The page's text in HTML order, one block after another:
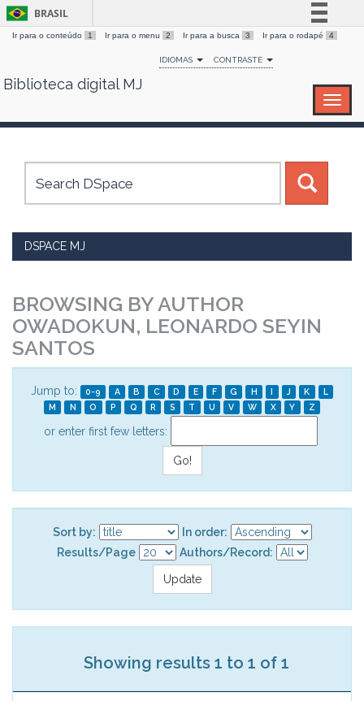
Skip
BRASIL
Simplifique!
Comunica BR
Canais
Ir para o conteúdo 1 Ir para o menu 2 Ir para a busca 3 Ir para o rodapé 4
IDIOMAS CONTRASTE
Biblioteca digital MJ
DSPACE MJ
BROWSING BY AUTHOR
OWADOKUN, LEONARDO SEYIN
SANTOS
Jump to: 0-9 A B C D E F G H I J K
L
M
N O P Q R S T U V W X Y Z
or enter first few letters:
Sort by:
In order:
Results/Page
Authors/Record:
Showing results 1 to 1 of 1